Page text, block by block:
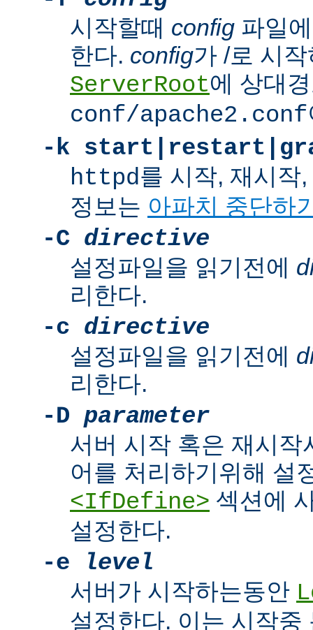
시작할때 config 파일
한다. config가 /로 시
ServerRoot에 상대
conf/apache2.conf
-k
httpd를 시작, 재시작
정보는 아파치 중단하
-C directive
설정파일을 읽기전에
리한다.
-c directive
설정파일을 읽기전에
리한다.
-D parameter
서버 시작 혹은 재시작
어를 처리하기위해 설
<IfDefine> 섹션에
설정한다.
-e
level
서버가 시작하는동안
설정한다. 이는 시작중